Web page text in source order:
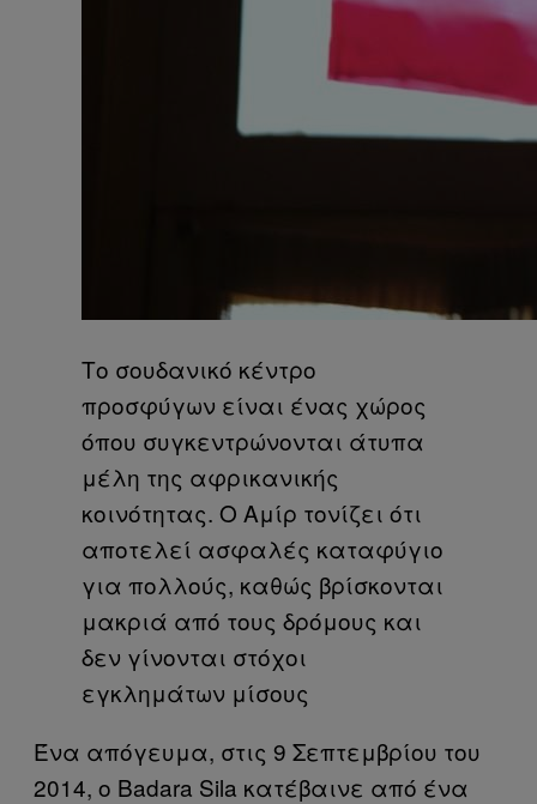
Το σουδανικό κέντρο
προσφύγων είναι ένας χώρος
όπου συγκεντρώνονται άτυπα
μέλη της αφρικανικής
κοινότητας. Ο Αμίρ τονίζει ότι
αποτελεί ασφαλές καταφύγιο
για πολλούς, καθώς βρίσκονται
μακριά από τους δρόμους και
δεν γίνονται στόχοι
εγκλημάτων μίσους
Ένα απόγευμα, στις 9 Σεπτεμβρίου του
2014, ο Badara Sila κατέβαινε από ένα